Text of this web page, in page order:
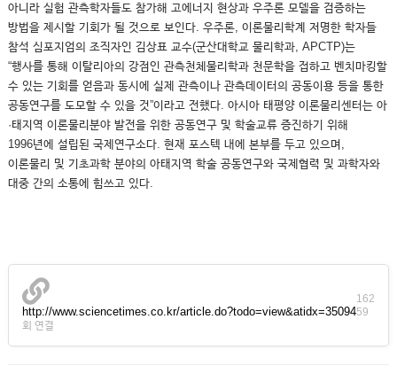
아니라 실험 관측학자들도 참가해 고에너지 현상과 우주론 모델을 검증하는
방법을 제시할 기회가 될 것으로 보인다. 우주론, 이론물리학계 저명한 학자들
참석 심포지엄의 조직자인 김상표 교수(군산대학교 물리학과, APCTP)는
“행사를 통해 이탈리아의 강점인 관측천체물리학과 천문학을 접하고 벤치마킹할
수 있는 기회를 얻음과 동시에 실제 관측이나 관측데이터의 공동이용 등을 통한
공동연구를 도모할 수 있을 것”이라고 전했다. 아시아 태평양 이론물리센터는 아
·태지역 이론물리분야 발전을 위한 공동연구 및 학술교류 증진하기 위해
1996년에 설립된 국제연구소다. 현재 포스텍 내에 본부를 두고 있으며,
이론물리 및 기초과학 분야의 아태지역 학술 공동연구와 국제협력 및 과학자와
대중 간의 소통에 힘쓰고 있다.
http://www.sciencetimes.co.kr/article.do?todo=view&atidx=35094
162
59
회 연결